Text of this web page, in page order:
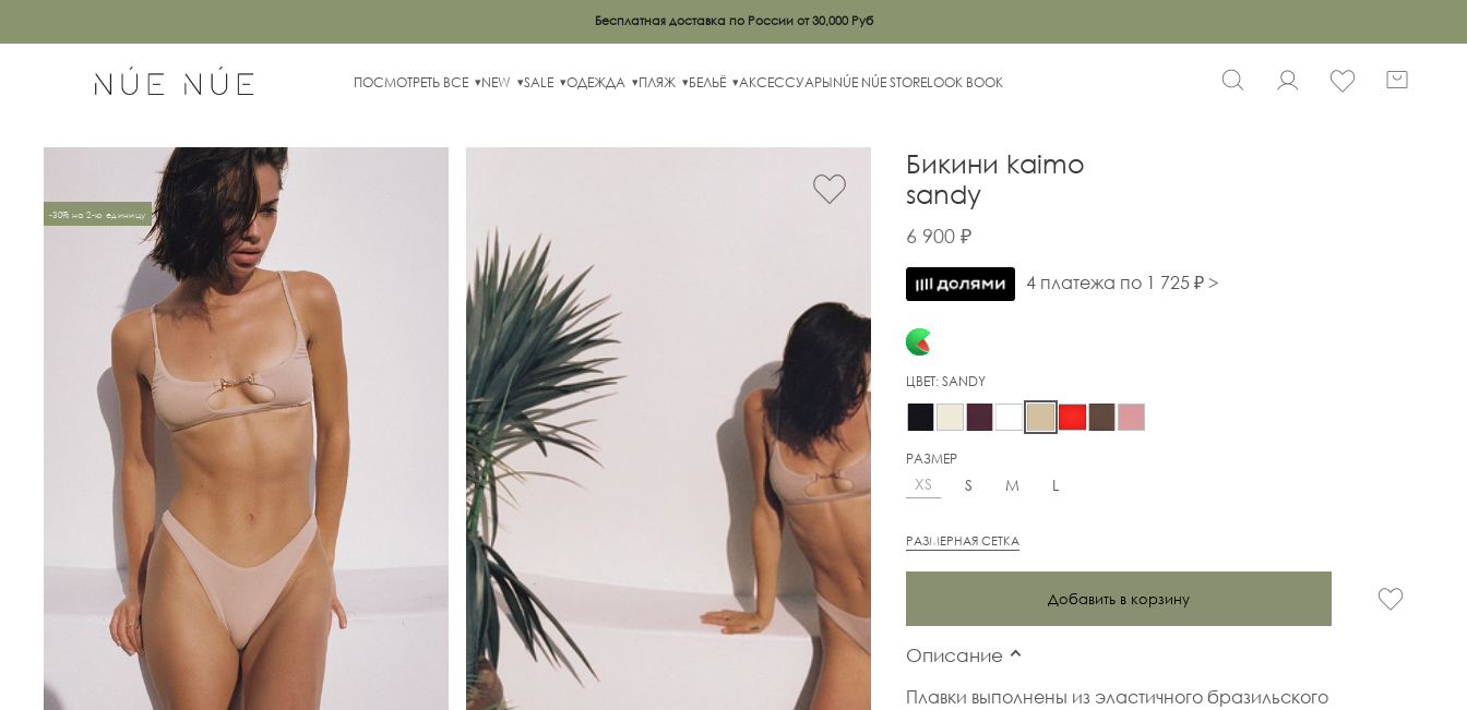
Бесплатная доставка по России от 30,000 Руб
ПОСМОТРЕТЬ ВСЕ NEW SALE ОДЕЖДА ПЛЯЖ БЕЛЬЁ АКСЕССУАРЫNÚE NÚE STORELOOK BOOK
-30% на 2-ю единицу
Бикини kaimo
sandy
6 900 ₽
4 платежа по 1 725 ₽ >
ЦВЕТ:SANDY
РАЗМЕР
XS S M L
РАЗМЕРНАЯ СЕТКА
Добавить в корзину
Описание
Плавки выполнены из эластичного бразильского